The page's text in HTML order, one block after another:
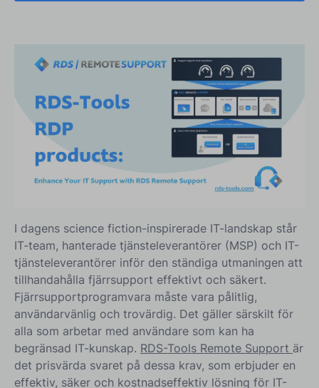
I dagens science fiction-inspirerade IT-landskap står
IT-team, hanterade tjänsteleverantörer (MSP) och IT-
tjänsteleverantörer inför den ständiga utmaningen att
tillhandahålla fjärrsupport effektivt och säkert.
Fjärrsupportprogramvara måste vara pålitlig,
användarvänlig och trovärdig. Det gäller särskilt för
alla som arbetar med användare som kan ha
begränsad IT-kunskap. RDS-Tools Remote Support är
det prisvärda svaret på dessa krav, som erbjuder en
effektiv, säker och kostnadseffektiv lösning för IT-